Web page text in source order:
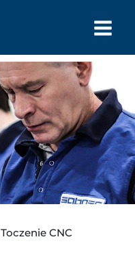
Toczenie CNC